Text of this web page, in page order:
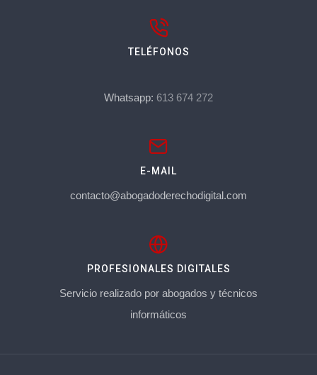
TELÉFONOS
Whatsapp: 613 674 272
E-MAIL
contacto@abogadoderechodigital.com
PROFESIONALES DIGITALES
Servicio realizado por abogados y técnicos
informáticos